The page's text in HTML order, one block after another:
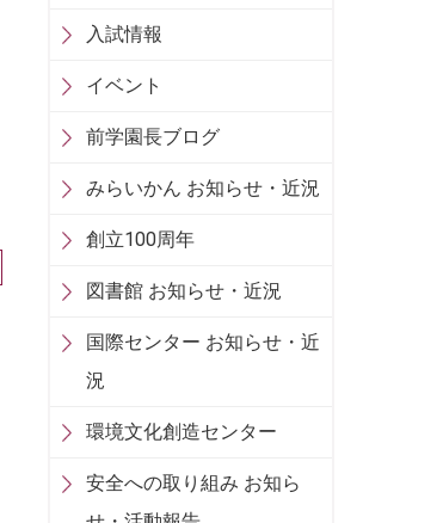
入試情報
イベント
前学園長ブログ
みらいかん お知らせ・近況
創立100周年
図書館 お知らせ・近況
国際センター お知らせ・近
況
環境文化創造センター
安全への取り組み お知ら